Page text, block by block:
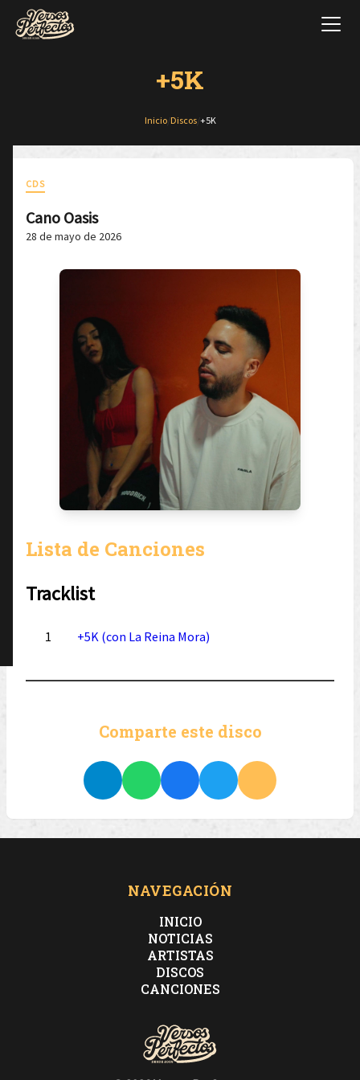
+5K
Inicio/ Discos/ +5K
CDS
Cano Oasis
28 de mayo de 2026
Lista de Canciones
Tracklist
1 +5K (con La Reina Mora)
Comparte este disco
NAVEGACIÓN
INICIO
NOTICIAS
ARTISTAS
DISCOS
CANCIONES